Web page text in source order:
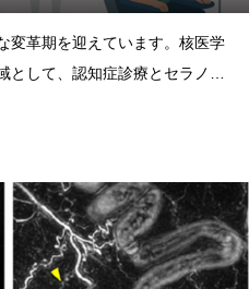
変革期を迎えています。核医学
して、認知症診療とセラノス
原因の一つと考えら